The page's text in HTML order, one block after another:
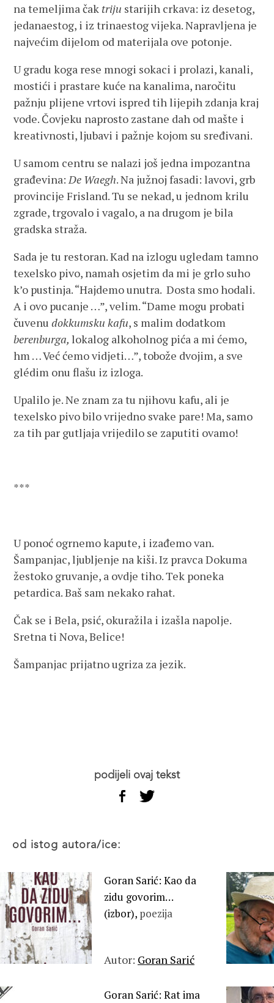
na temeljima čak triju starijih crkava: iz desetog,
jedanaestog, i iz trinaestog vijeka. Napravljena je
najvećim dijelom od materijala ove potonje.
U gradu koga rese mnogi sokaci i prolazi, kanali,
mostići i prastare kuće na kanalima, naročitu
pažnju plijene vrtovi ispred tih lijepih zdanja kraj
vode. Čovjeku naprosto zastane dah od mašte i
kreativnosti, ljubavi i pažnje kojom su sređivani.
U samom centru se nalazi još jedna impozantna
građevina:De Waegh. Na južnoj fasadi: lavovi, grb
provincije Frisland. Tu se nekad, u jednom krilu
zgrade, trgovalo i vagalo, a na drugom je bila
gradska straža.
Sada je tu restoran. Kad na izlogu ugledam tamno
texelsko pivo, namah osjetim da mi je grlo suho
k’o pustinja. “Hajdemo unutra. Dosta smo hodali.
A i ovo pucanje …”, velim. “Dame mogu probati
čuvenudokkumsku kafu, s malim dodatkom
berenburga,lokalog alkoholnog pića a mi ćemo,
hm … Već ćemo vidjeti…”, tobože dvojim, a sve
glédim onu flašu iz izloga.
Upalilo je. Ne znam za tu njihovu kafu, ali je
texelsko pivo bilo vrijedno svake pare! Ma, samo
za tih par gutljaja vrijedilo se zaputiti ovamo!
***
U ponoć ogrnemo kapute, i izađemo van.
Šampanjac, ljubljenje na kiši. Iz pravca Dokuma
žestoko gruvanje, a ovdje tiho. Tek poneka
petardica. Baš sam nekako rahat.
Čak se i Bela, psić, okuražila i izašla napolje.
Sretna ti Nova, Belice!
Šampanjac prijatno ugriza za jezik.
podijeli ovaj tekst
od istog autora/ice:
Goran Sarić: Kao da
zidu govorim…
(izbor), poezija
Autor: Goran Sarić
Goran Sarić: Rat ima